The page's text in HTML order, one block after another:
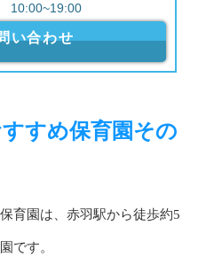
10:00~19:00
い合わせ
すめ保育園その
育園は、赤羽駅から徒歩約5
です。